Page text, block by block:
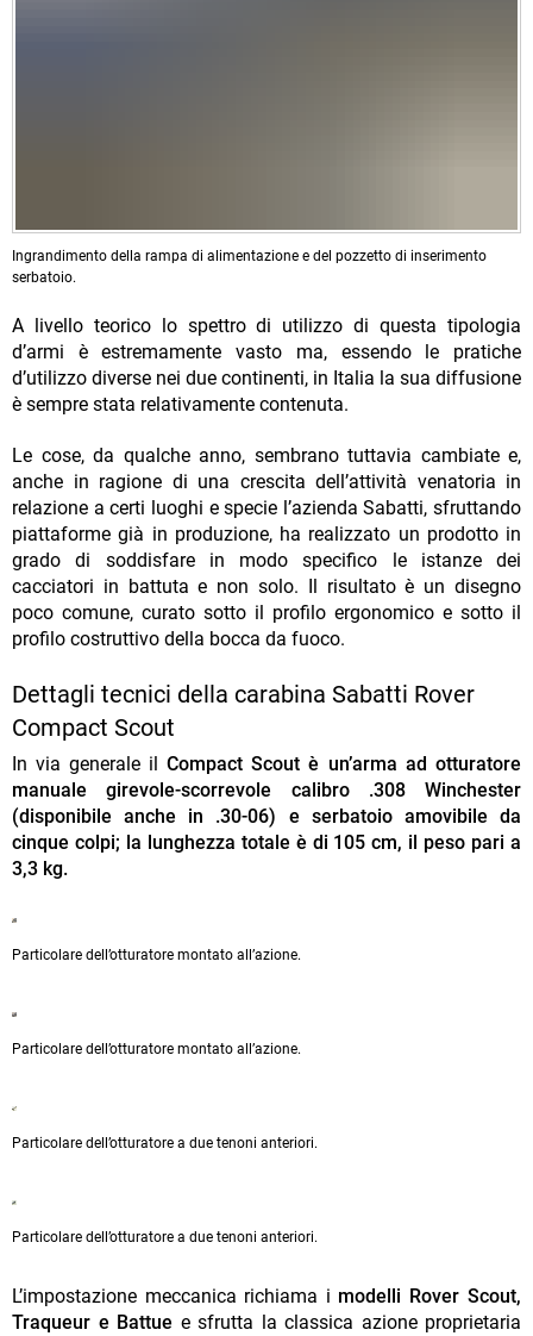
Ingrandimento della rampa di alimentazione e del pozzetto di inserimento
serbatoio.
A livello teorico lo spettro di utilizzo di questa tipologia
d’armi è estremamente vasto ma, essendo le pratiche
d’utilizzo diverse nei due continenti, in Italia la sua diffusione
è sempre stata relativamente contenuta.
Le cose, da qualche anno, sembrano tuttavia cambiate e,
anche in ragione di una crescita dell’attività venatoria in
relazione a certi luoghi e specie l’azienda Sabatti, sfruttando
piattaforme già in produzione, ha realizzato un prodotto in
grado di soddisfare in modo specifico le istanze dei
cacciatori in battuta e non solo. Il risultato è un disegno
poco comune, curato sotto il profilo ergonomico e sotto il
profilo costruttivo della bocca da fuoco.
Dettagli tecnici della carabina Sabatti Rover
Compact Scout
In via generale il Compact Scout è un’arma ad otturatore
manuale girevole-scorrevole calibro .308 Winchester
(disponibile anche in .30-06) e serbatoio amovibile da
cinque colpi; la lunghezza totale è di 105 cm, il peso pari a
3,3 kg.
Particolare dell’otturatore montato all’azione.
Particolare dell’otturatore montato all’azione.
Particolare dell’otturatore a due tenoni anteriori.
Particolare dell’otturatore a due tenoni anteriori.
L’impostazione meccanica richiama i modelli Rover Scout,
Traqueur e Battue e sfrutta la classica azione proprietaria